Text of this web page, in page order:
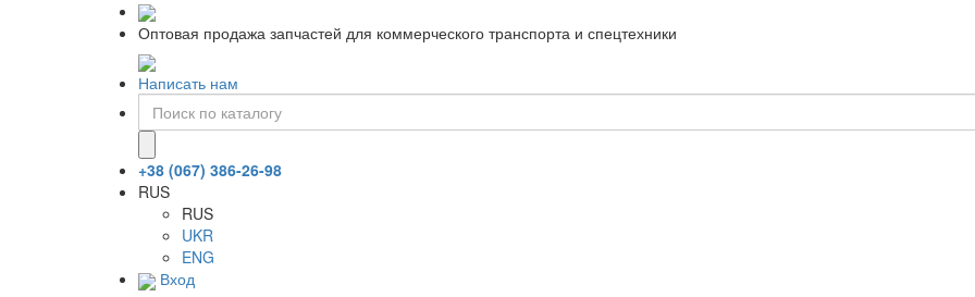
Оптовая продажа запчастей для коммерческого транспорта и спецтехники
Написать нам
+38 (067) 386-26-98
RUS
RUS
UKR
ENG
Вход